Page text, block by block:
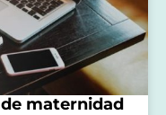
maternidad